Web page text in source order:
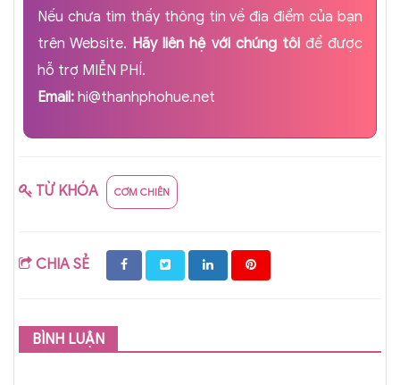
Nếu chưa tìm thấy thông tin về địa điểm của bạn
trên Website. Hãy liên hệ với chúng tôiđể được
hỗ trợ MIỄN PHÍ.
Email: hi@thanhphohue.net
TỪ KHÓA CƠM CHIÊN
CHIA SẺ
BÌNH LUẬN